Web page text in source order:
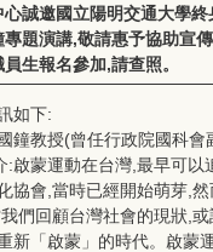
心誠邀國立陽明交通大學終
專題演講,敬請惠予協助宣
員生報名參加,請查照。
如下:
鐘教授(曾任行政院國科會
:啟蒙運動在台灣,最早可以
協會,當時已經開始萌芽,
們回顧台灣社會的現狀,
新「啟蒙」的時代。啟蒙